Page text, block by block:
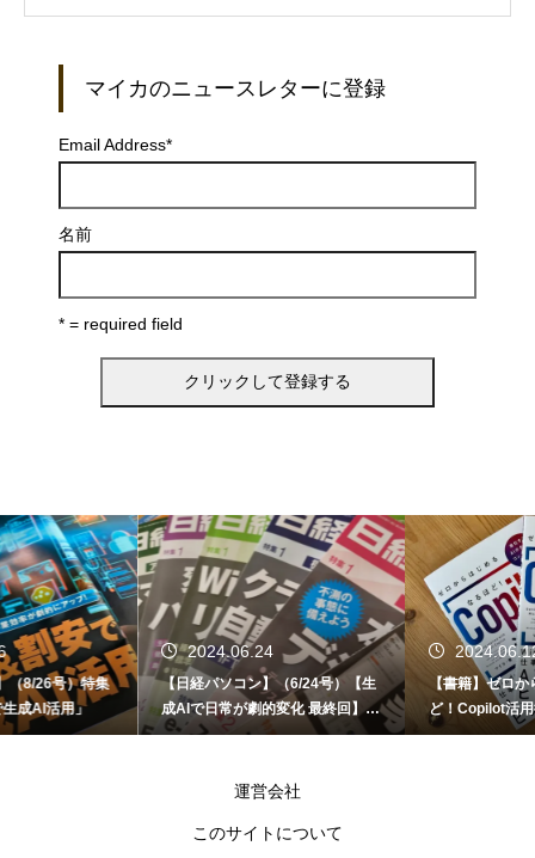
マイカのニュースレターに登録
Email Address*
名前
* = required field
2024.06.24
【日経パソコン】（6/24号）【生
成AIで日常が劇的変化 最終回】 A
I時代のアプリケーション／サービ
2024.06.12
【書籍】ゼロからはじめる なるほ
ど！Copilot活用術（技術評論社）
運営会社
このサイトについて